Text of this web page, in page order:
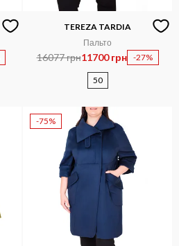
TEREZA TARDIA
Пальто
16077 грн11700 грн -27%
50
-75%